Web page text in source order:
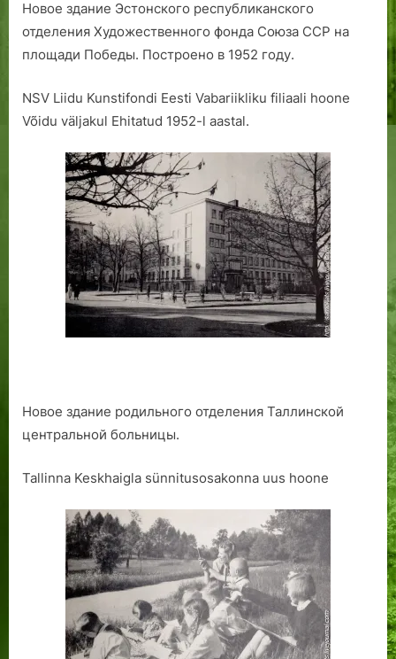
Новое здание Эстонского республиканского
отделения Художественного фонда Союза ССР на
площади Победы. Построено в 1952 году.
NSV Liidu Kunstifondi Eesti Vabariikliku filiaali hoone
Võidu väljakul Ehitatud 1952-l aastal.
Новое здание родильного отделения Таллинской
центральной больницы.
Tallinna Keskhaigla sünnitusosakonna uus hoone